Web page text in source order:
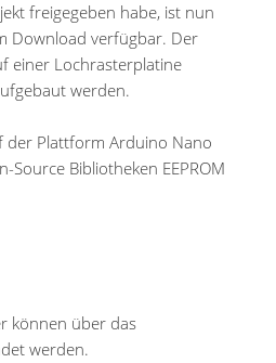
freigegeben habe, ist nun
Download verfügbar. Der
einer Lochrasterplatine
werden.
der Plattform Arduino Nano
Source Bibliotheken EEPROM
können über das
werden.